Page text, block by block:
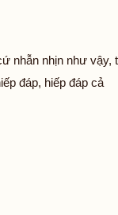
nhẫn nhịn như vậy,
đáp, hiếp đáp cả